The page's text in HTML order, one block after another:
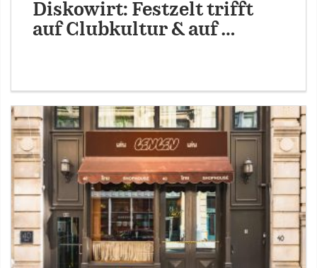
Diskowirt: Festzelt trifft
auf Clubkultur & auf …